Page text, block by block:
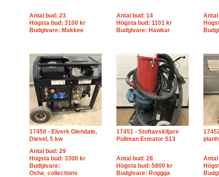
Antal bud: 23
Högsta bud: 3100 kr
Budgivare: Makkee
Antal bud: 14
Högsta bud: 1101 kr
Budgivare: Hawkar
Antal
17450 - Elverk Glendale,
Diesel, 5 kw
Antal bud: 29
Högsta bud: 3300 kr
Budgivare:
Osha_collections
17451 - Stoftavskiljare
Pullman Ermator S13
Antal bud: 28
Högsta bud: 5800 kr
Budgivare: Roggga
Antal